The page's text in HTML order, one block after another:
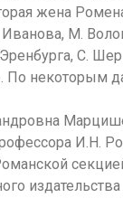
жена
М.
С.
По некоторым
И.Н.